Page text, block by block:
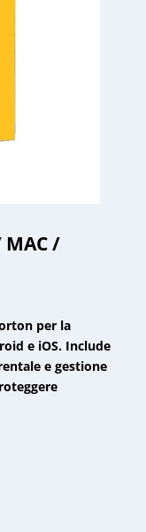
MAC /
per la
e iOS. Include
e gestione